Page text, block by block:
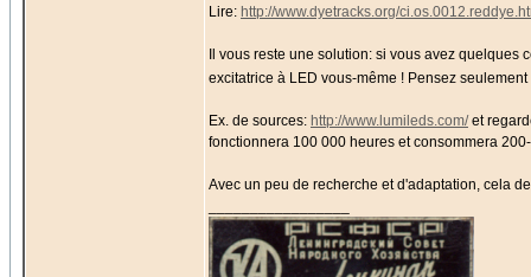
Lire: http://www.dyetracks.org/
Il vous reste une solution: si vous avez
excitatrice à LED vous-même ! Pensez
Ex. de sources: http://www.lumileds.com/et
fonctionnera 100 000 heures et consommera
Avec un peu de recherche et d'adaptation, cela